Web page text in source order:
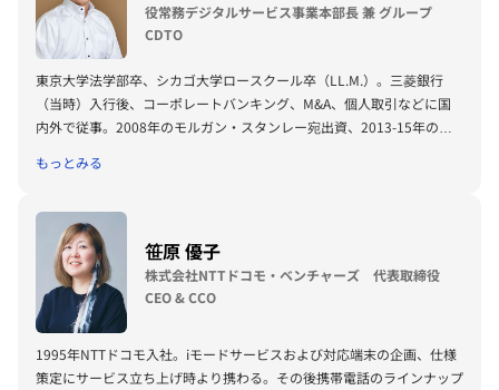
役常務デジタルサービス事業本部長 兼 グループ
CDTO
東京大学法学部卒、シカゴ大学ロースクール卒（LL.M.）。三菱銀行
（当時）入行後、コーポレートバンキング、M&A、個人取引などに国
内外で従事。2008年のモルガン・スタンレー宛出資、2013-15年のア
長を経て、2017年よりデジタル企画部長としてMUFGのデジタル戦略
(CDTO)に就任。本年4月よりデジタルサービス事業本部長を兼任。
もっとみる
笹原 優子
株式会社NTTドコモ・ベンチャーズ 代表取締役
CEO & CCO
1995年NTTドコモ入社。iモードサービスおよび対応端末の企画、仕様
策定にサービス立ち上げ時より携わる。その後携帯電話のラインナップ